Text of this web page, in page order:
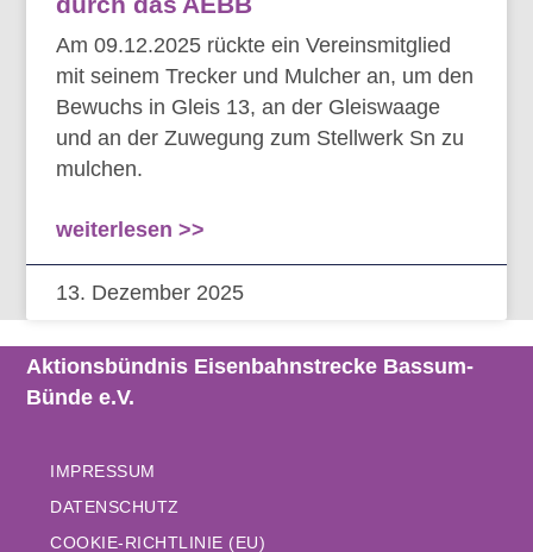
Am 09.12.2025 rückte ein Vereinsmitglied
mit seinem Trecker und Mulcher an, um den
Bewuchs in Gleis 13, an der Gleiswaage
und an der Zuwegung zum Stellwerk Sn zu
mulchen.
weiterlesen >>
13. Dezember 2025
Aktionsbündnis Eisenbahnstrecke Bassum-
Bünde e.V.
IMPRESSUM
DATENSCHUTZ
COOKIE-RICHTLINIE (EU)